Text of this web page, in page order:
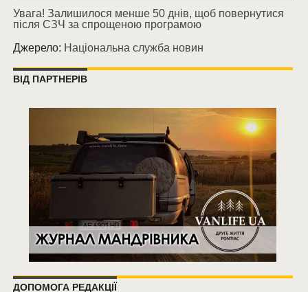
Увага! Залишилося менше 50 днів, щоб повернутися
після СЗЧ за спрощеною програмою
Джерело: Національна служба новин
ВІД ПАРТНЕРІВ
ДОПОМОГА РЕДАКЦІЇ